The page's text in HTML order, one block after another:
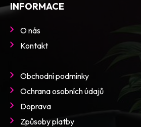
INFORMACE
O nás
Kontakt
Obchodní podmínky
Ochrana osobních údajů
Doprava
Způsoby platby